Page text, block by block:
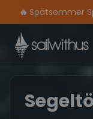
Skip to content
Sichere Dir jetzt
Verpass keine
Season Closing